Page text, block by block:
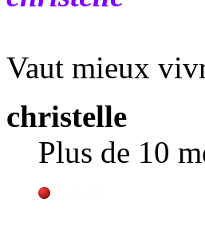
Vaut mieux
christelle
Plus de 10